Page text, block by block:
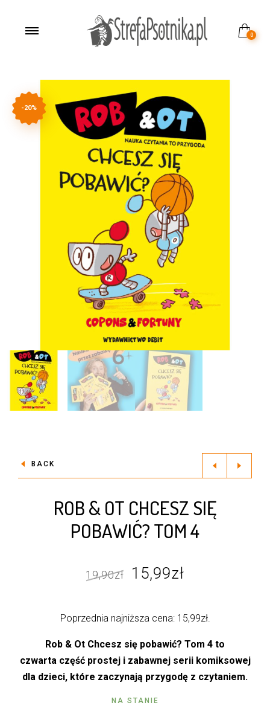
0
-20%
BACK
ROB & OT CHCESZ SIĘ
POBAWIĆ? TOM 4
19,90zł
Pierwotna
wynosiła:
19,90zł.
15,99zł
wynosi:
15,99zł.
Poprzednia najniższa cena: 15,99zł.
Rob & Ot Chcesz się pobawić? Tom 4 to
czwartaczęść prostej i zabawnej serii komiksowej
dla dzieci, które zaczynają przygodę z czytaniem.
NA STANIE